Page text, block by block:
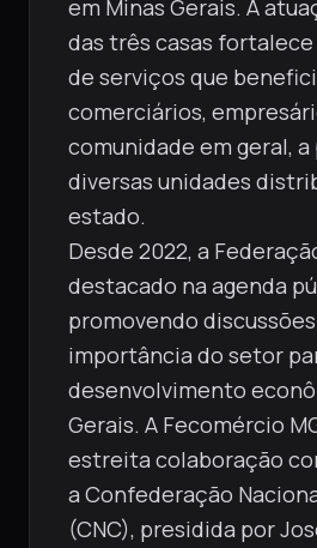
em Minas Gerais. A
das três casas
de serviços que
comerciários,
comunidade em geral,
diversas unidades
estado.
Desde 2022, a
destacado na agenda
promovendo
importância do setor
desenvolvimento
Gerais. A Fecomércio
estreita colaboração
a Confederação
(CNC), presidida por